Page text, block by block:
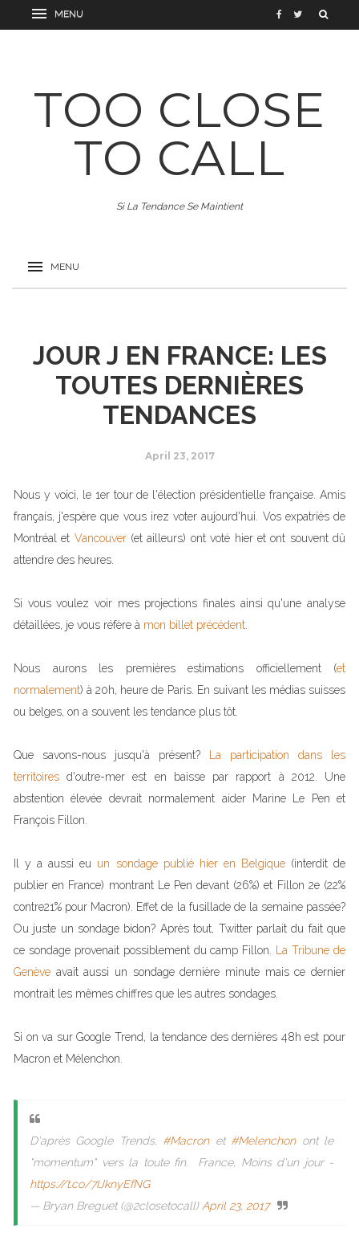
TOO CLOSE
TO CALL
Si La Tendance Se Maintient
JOUR J EN FRANCE: LES
TOUTES DERNIÈRES
TENDANCES
April 23, 2017
Nous y voici, le 1er tour de l'élection présidentielle française. Amis
français, j'espère que vous irez voter aujourd'hui. Vos expatriés de
Montréal et Vancouver (et ailleurs) ont voté hier et ont souvent dû
attendre des heures.
Si vous voulez voir mes projections finales ainsi qu'une analyse
détaillées, je vous réfère à mon billet précédent
Nous aurons les premières estimations officiellement (et
normalement) à 20h, heure de Paris. En suivant les médias suisses
ou belges, on a souvent les tendance plus tôt.
Que savons-nous jusqu'à présent?
La participation dans les
territoires d'outre-mer est en baisse par rapport à 2012. Une
abstention élevée devrait normalement aider Marine Le Pen et
François Fillon.
Il y a aussi eu un sondage publié hier en Belgique(interdit de
publier en France) montrant Le Pen devant (26%) et Fillon 2e (22%
contre21% pour Macron). Effet de la fusillade de la semaine passée?
Ou juste un sondage bidon? Après tout, Twitter parlait du fait que
ce sondage provenait possiblement du camp Fillon.
La Tribune de
Genève avait aussi un sondage dernière minute mais ce dernier
montrait les mêmes chiffres que les autres sondages.
Si on va sur Google Trend, la tendance des dernières 48h est pour
Macron et Mélenchon.
D'après Google Trends, #Macronet #Melenchonont le
"momentum" vers la toute fin. France, Moins d'un jour -
https://t.co/7IJknyEfNG
— Bryan Breguet (@2closetocall) April 23, 2017